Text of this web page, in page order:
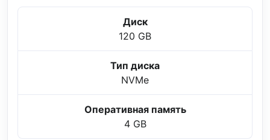
Диск
120 GB
Тип диска
NVMe
Оперативная память
4 GB